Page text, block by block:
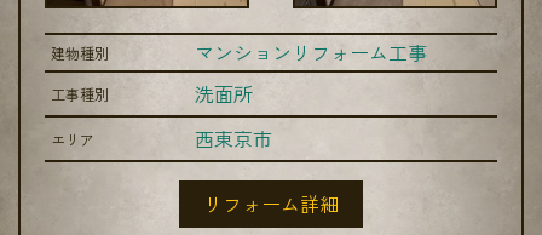
建物種別 マンションリフォーム工事
工事種別 洗面所
エリア 西東京市
リフォーム詳細